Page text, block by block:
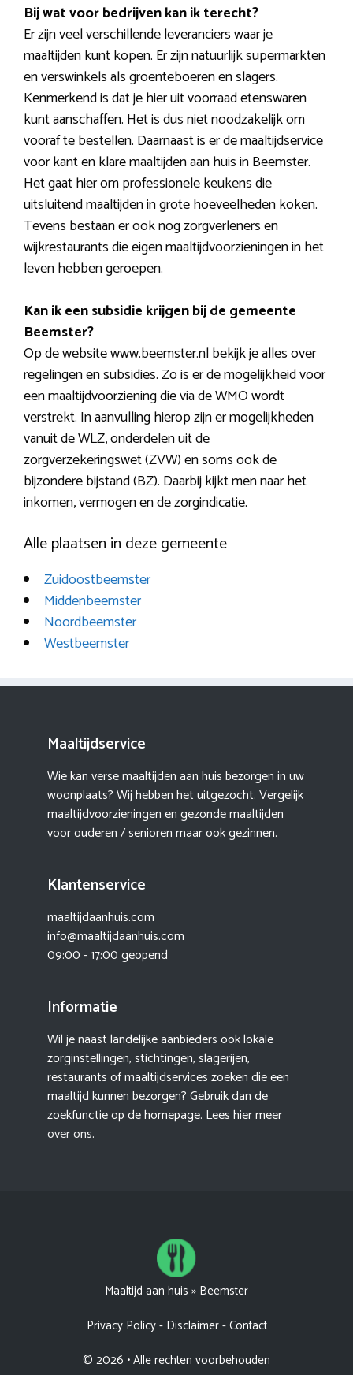
Bij wat voor bedrijven kan ik terecht?
Er zijn veel verschillende leveranciers waar je
maaltijden kunt kopen. Er zijn natuurlijk supermarkten
en verswinkels als groenteboeren en slagers.
Kenmerkend is dat je hier uit voorraad etenswaren
kunt aanschaffen. Het is dus niet noodzakelijk om
vooraf te bestellen. Daarnaast is er de maaltijdservice
voor kant en klare maaltijden aan huis in Beemster.
Het gaat hier om professionele keukens die
uitsluitend maaltijden in grote hoeveelheden koken.
Tevens bestaan er ook nog zorgverleners en
wijkrestaurants die eigen maaltijdvoorzieningen in het
leven hebben geroepen.
Kan ik een subsidie krijgen bij de gemeente
Beemster?
Op de website www.beemster.nl bekijk je alles over
regelingen en subsidies. Zo is er de mogelijkheid voor
een maaltijdvoorziening die via de WMO wordt
verstrekt. In aanvulling hierop zijn er mogelijkheden
vanuit de WLZ, onderdelen uit de
zorgverzekeringswet (ZVW) en soms ook de
bijzondere bijstand (BZ). Daarbij kijkt men naar het
inkomen, vermogen en de zorgindicatie.
Alle plaatsen in deze gemeente
Zuidoostbeemster
Middenbeemster
Noordbeemster
Westbeemster
Maaltijdservice
Wie kan verse maaltijden aan huis bezorgen in uw
woonplaats? Wij hebben het uitgezocht. Vergelijk
maaltijdvoorzieningen en gezonde maaltijden
voor ouderen / senioren maar ook gezinnen.
Klantenservice
maaltijdaanhuis.com
info@maaltijdaanhuis.com
09:00 - 17:00 geopend
Informatie
Wil je naast landelijke aanbieders ook lokale
zorginstellingen, stichtingen, slagerijen,
restaurants of maaltijdservices zoeken die een
maaltijd kunnen bezorgen? Gebruik dan de
zoekfunctie op de homepage. Lees hier meer
over ons.
Maaltijd aan huis » Beemster
Privacy Policy- Disclaimer-Contact
© 2026 • Alle rechten voorbehouden